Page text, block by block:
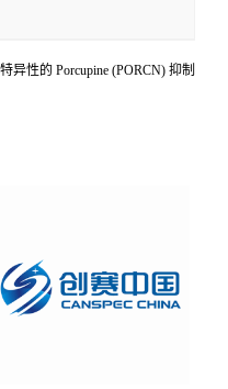
异性的 Porcupine (PORCN) 抑制